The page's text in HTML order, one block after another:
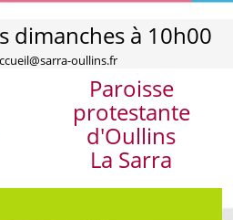
dimanches à 10h00
oullins.fr
Paroisse
protestante
d'Oullins
La Sarra